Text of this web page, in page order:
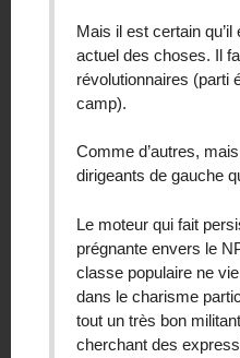
Mais il est certain
actuel des choses. Il
révolutionnaires (parti
camp).
Comme d’autres,
dirigeants de gauche
Le moteur qui fait
prégnante envers le
classe populaire ne
dans le charisme
tout un très bon
cherchant des